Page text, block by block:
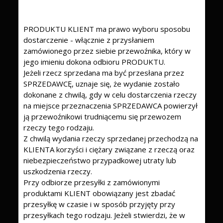
PRODUKTU KLIENT ma prawo wyboru sposobu
dostarczenie - włącznie z przysłaniem
zamówionego przez siebie przewoźnika, który w
jego imieniu dokona odbioru PRODUKTU.
Jeżeli rzecz sprzedana ma być przesłana przez
SPRZEDAWCĘ, uznaje się, że wydanie zostało
dokonane z chwilą, gdy w celu dostarczenia rzeczy
na miejsce przeznaczenia SPRZEDAWCA powierzył
ją przewoźnikowi trudniącemu się przewozem
rzeczy tego rodzaju.
Z chwilą wydania rzeczy sprzedanej przechodzą na
KLIENTA korzyści i ciężary związane z rzeczą oraz
niebezpieczeństwo przypadkowej utraty lub
uszkodzenia rzeczy.
Przy odbiorze przesyłki z zamówionymi
produktami KLIENT obowiązany jest zbadać
przesyłkę w czasie i w sposób przyjęty przy
przesyłkach tego rodzaju. Jeżeli stwierdzi, że w